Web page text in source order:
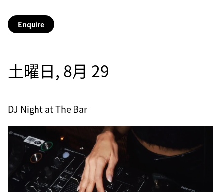
Enquire
土曜日, 8月 29
DJ Night at The Bar